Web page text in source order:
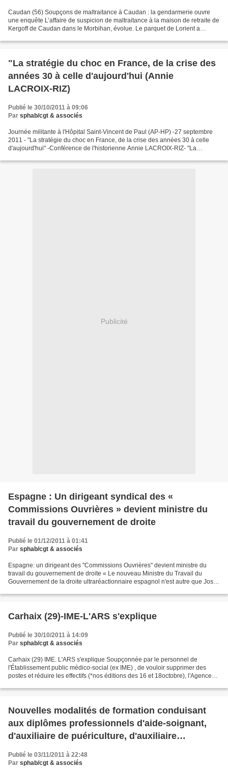
Caudan (56) Soupçons de maltraitance à Caudan : la gendarmerie ouvre
une enquête L’affaire de suspicion de maltraitance à la maison de retraite de
Kergoff de Caudan dans le Morbihan, évolue. Le parquet de Lorient a
"La stratégie du choc en France, de la crise des
années 30 à celle d'aujourd'hui (Annie
LACROIX-RIZ)
Publié le 30/10/2011 à 09:06
Par sphab/cgt & associés
Journée militante à l'Hôpital Saint-Vincent de Paul (AP-HP) -27 septembre
2011 - "La stratégie du choc en France, de la crise des années 30 à celle
d'aujourd'hui" -Conférence de l'historienne Annie LACROIX-RIZ- "La
Publicité
Espagne : Un dirigeant syndical des «
Commissions Ouvrières » devient ministre du
travail du gouvernement de droite
Publié le 01/12/2011 à 01:41
Par sphab/cgt & associés
Espagne: un dirigeant des "Commissions Ouvrières" devient ministre du
travail du gouvernement de droite « Le nouveau Ministre du Travail du
Gouvernement de la droite ultraréactionnaire espagnol n'est autre que Jose
Carhaix (29)-IME-L'ARS s'explique
Publié le 30/10/2011 à 14:09
Par sphab/cgt & associés
Carhaix (29) IME. L'ARS s'explique Soupçonnée par le personnel de
l'Établissement public médico-social (ex IME) , de vouloir supprimer des
postes et réduire les effectifs (*nos éditions des 16 et 18octobre), l'Agence
Nouvelles modalités de formation conduisant
aux diplômes professionnels d'aide-soignant,
d'auxiliaire de puériculture, d'auxiliaire
ambulancier et d'ambulancier
Publié le 03/11/2011 à 22:48
Par sphab/cgt & associés